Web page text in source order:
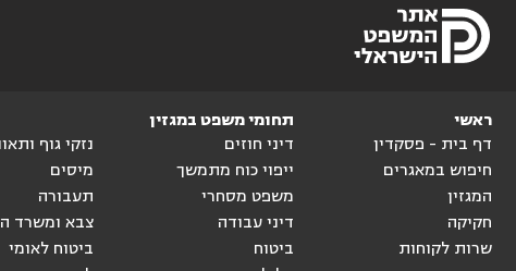
ראשי
דף בית - פסקדין
חיפוש במאגרים
המגזין
חקיקה
שרות לקוחות
תחומי משפט במגזין
דיני חוזים
ייפוי כוח מתמשך
משפט מסחרי
דיני עבודה
ביטוח
נזקי גוף
מיסים
תעבורה
צבא ומשרד
ביטוח לאומי